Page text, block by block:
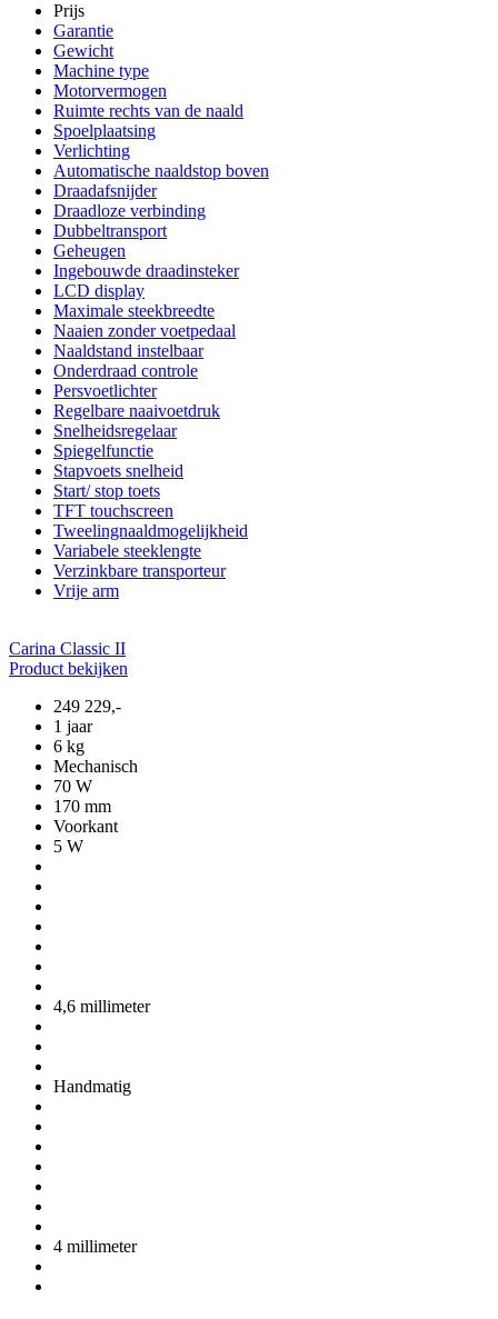
Prijs
Garantie
Gewicht
Machine type
Motorvermogen
Ruimte rechts van de naald
Spoelplaatsing
Verlichting
Automatische naaldstop boven
Draadafsnijder
Draadloze verbinding
Dubbeltransport
Geheugen
Ingebouwde draadinsteker
LCD display
Maximale steekbreedte
Naaien zonder voetpedaal
Naaldstand instelbaar
Onderdraad controle
Persvoetlichter
Regelbare naaivoetdruk
Snelheidsregelaar
Spiegelfunctie
Stapvoets snelheid
Start/ stop toets
TFT touchscreen
Tweelingnaaldmogelijkheid
Variabele steeklengte
Verzinkbare transporteur
Vrije arm
Carina Classic II
Product bekijken
249 229,-
1 jaar
6 kg
Mechanisch
70 W
170 mm
Voorkant
5 W
4,6 millimeter
Handmatig
4 millimeter